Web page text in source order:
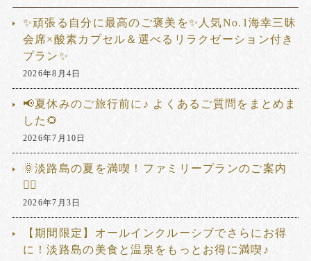
✨頑張る自分に最高のご褒美を✨人気No.1海幸三昧
会席×酸素カプセル＆選べるリラクゼーション付き
プラン✨
2026年8月4日
📢夏休みのご旅行前に♪ よくあるご質問をまとめま
した🌻
2026年7月10日
🌞淡路島の夏を満喫！ファミリープランのご案内
🏊‍♂️
2026年7月3日
【期間限定】オールインクルーシブでさらにお得
に！淡路島の美食と温泉をもっとお得に満喫♪